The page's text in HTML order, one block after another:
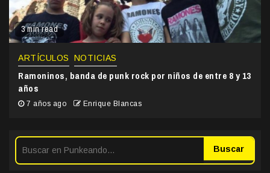
3 min read
ARTÍCULOS NOTICIAS
Ramoninos, banda de punk rock por niños de entre 8 y 13
años
7 años ago Enrique Blancas
Buscar